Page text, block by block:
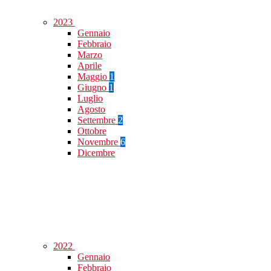
2023
Gennaio
Febbraio
Marzo
Aprile
Maggio 1
Giugno 1
Luglio
Agosto
Settembre 2
Ottobre
Novembre 6
Dicembre
2022
Gennaio
Febbraio